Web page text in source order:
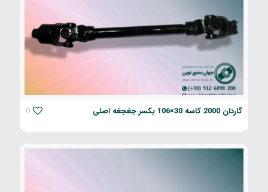
گاردان 2000 کاسه 30×106 یکسر جغجغه اصلی 0